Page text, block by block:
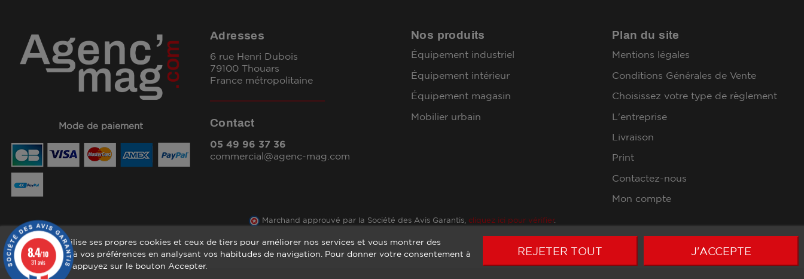
Mode de paiement
Adresses
6 rue Henri Dubois
79100 Thouars
France métropolitaine
Contact
05 49 96 37 36
commercial@agenc-mag.com
Nos produits
Équipement industriel
Équipement intérieur
Équipement magasin
Mobilier urbain
Plan du site
Mentions légales
Conditions Générales de Vente
Choisissez votre type de règlement
L'entreprise
Livraison
Print
Contactez-nous
Mon compte
Marchand approuvé par la Société des Avis Garantis, cliquez ici pour vérifier.
Ce site Web utilise ses propres cookies et ceux de tiers pour améliorer nos services et vous montrer des
publicités liées à vos préférences en analysant vos habitudes de navigation. Pour donner votre consentement à
son utilisation, appuyez sur le bouton Accepter.
REJETER TOUT J'ACCEPTE
8.4/10
31 avis